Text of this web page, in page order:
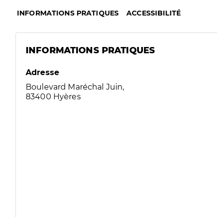
INFORMATIONS PRATIQUES ACCESSIBILITÉ
INFORMATIONS PRATIQUES
Adresse
Boulevard Maréchal Juin,
83400 Hyères